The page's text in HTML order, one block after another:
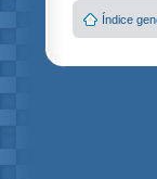
Índice